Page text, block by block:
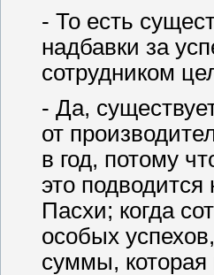
- То есть
надбавки за
сотрудником
- Да,
от
в год, потому
это
Пасхи; когда
особых
суммы, которая